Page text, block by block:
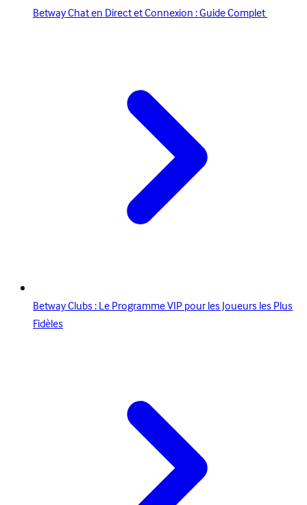
Betway Chat en Direct et Connexion : Guide Complet
Betway Clubs : Le Programme VIP pour les Joueurs les Plus
Fidèles